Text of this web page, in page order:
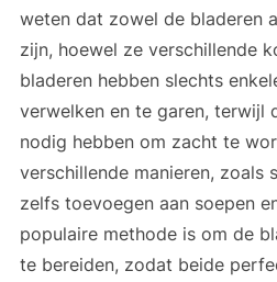
weten dat zowel de bladeren
zijn, hoewel ze verschillende
bladeren hebben slechts
verwelken en te garen, terwijl
nodig hebben om zacht te
verschillende manieren, zoals
zelfs toevoegen aan soepen
populaire methode is om de
te bereiden, zodat beide